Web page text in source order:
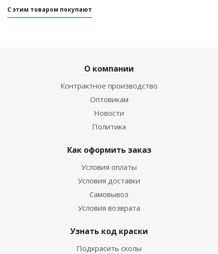
С этим товаром покупают
О компании
Контрактное производство
Оптовикам
Новости
Политика
Как оформить заказ
Условия оплаты
Условия доставки
Самовывоз
Условия возврата
Узнать код краски
Подкрасить сколы